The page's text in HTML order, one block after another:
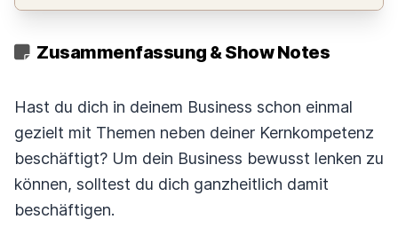
Zusammenfassung & Show Notes
Hast du dich in deinem Business schon einmal
gezielt mit Themen neben deiner Kernkompetenz
beschäftigt? Um dein Business bewusst lenken zu
können, solltest du dich ganzheitlich damit
beschäftigen.